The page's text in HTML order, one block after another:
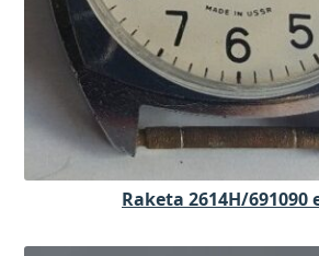
Raketa 2614H/691090